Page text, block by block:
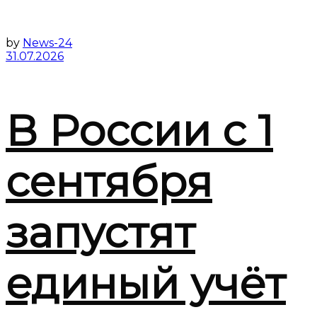
by News-24
31.07.2026
В России с 1
сентября
запустят
единый учёт